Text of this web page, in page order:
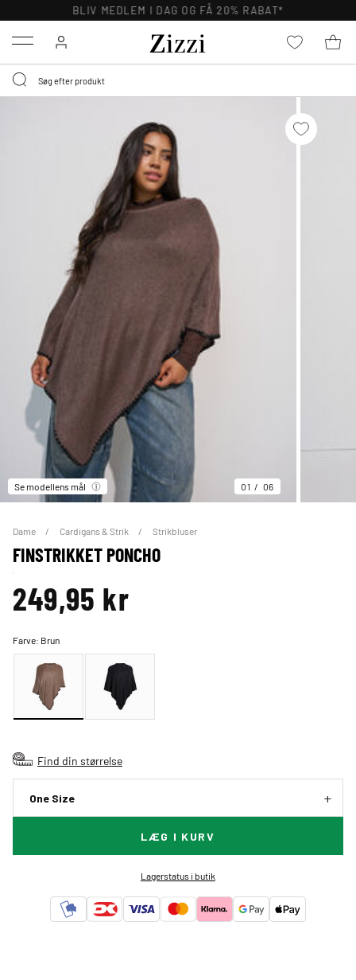
BLIV MEDLEM I DAG OG FÅ 20% RABAT*
Menu
Se modellens mål 01 06
Dame Cardigans & Strik Strikbluser
FINSTRIKKET PONCHO
249,95 kr
Farve: Brun
Find din størrelse
One Size
LÆG I KURV
Lagerstatus i butik